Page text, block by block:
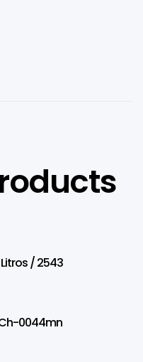
Bolsa Esportiva 32 Litros / 2543
0044mn